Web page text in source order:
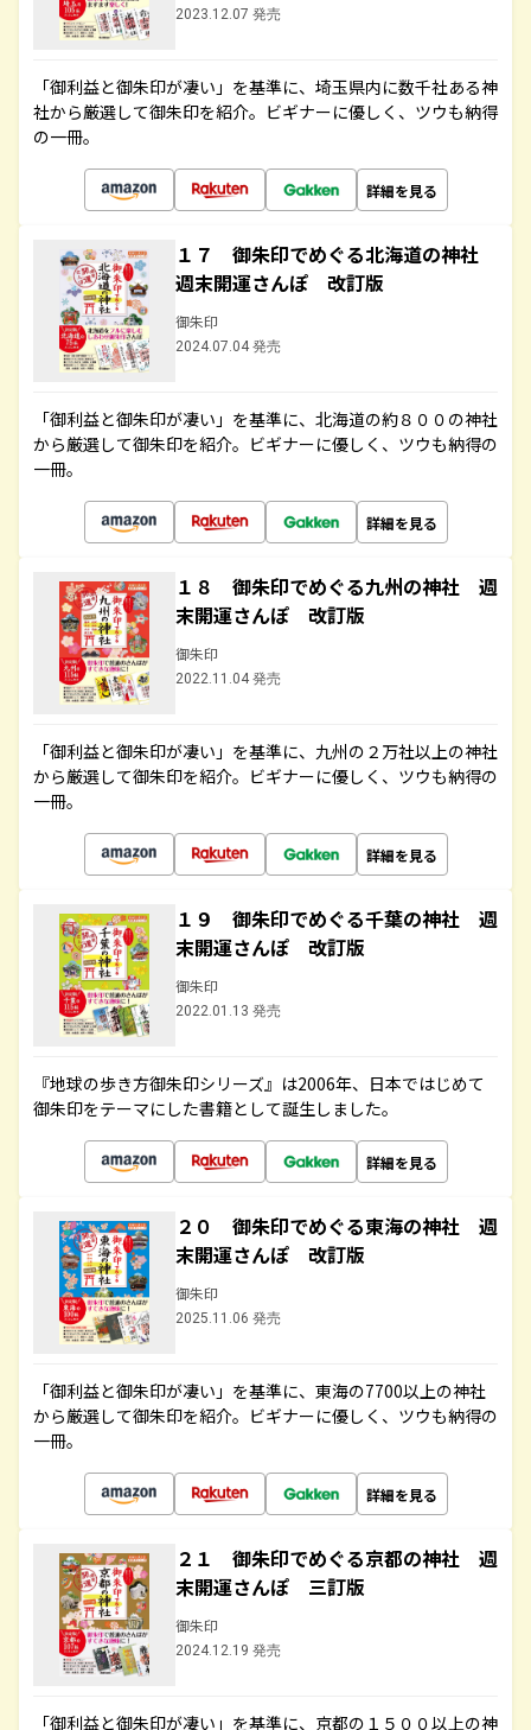
2023.12.07 発売
「御利益と御朱印が凄い」を基準に、埼玉県内に数千社ある神
社から厳選して御朱印を紹介。ビギナーに優しく、ツウも納得
の一冊。
詳細を見る
１７ 御朱印でめぐる北海道の神社
週末開運さんぽ 改訂版
御朱印
2024.07.04 発売
「御利益と御朱印が凄い」を基準に、北海道の約８００の神社
から厳選して御朱印を紹介。ビギナーに優しく、ツウも納得の
一冊。
詳細を見る
１８ 御朱印でめぐる九州の神社 週
末開運さんぽ 改訂版
御朱印
2022.11.04 発売
「御利益と御朱印が凄い」を基準に、九州の２万社以上の神社
から厳選して御朱印を紹介。ビギナーに優しく、ツウも納得の
一冊。
詳細を見る
１９ 御朱印でめぐる千葉の神社 週
末開運さんぽ 改訂版
御朱印
2022.01.13 発売
『地球の歩き方御朱印シリーズ』は2006年、日本ではじめて
御朱印をテーマにした書籍として誕生しました。
詳細を見る
２０ 御朱印でめぐる東海の神社 週
末開運さんぽ 改訂版
御朱印
2025.11.06 発売
「御利益と御朱印が凄い」を基準に、東海の7700以上の神社
から厳選して御朱印を紹介。ビギナーに優しく、ツウも納得の
一冊。
詳細を見る
２１ 御朱印でめぐる京都の神社 週
末開運さんぽ 三訂版
御朱印
2024.12.19 発売
「御利益と御朱印が凄い」を基準に、京都の１５００以上の神